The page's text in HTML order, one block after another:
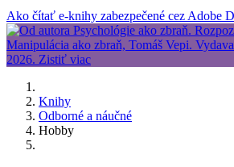
Ako čítať e-knihy zabezpečené cez Adobe
Knihy
Odborné a náučné
Hobby